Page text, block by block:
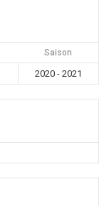
Saison
2020 - 2021